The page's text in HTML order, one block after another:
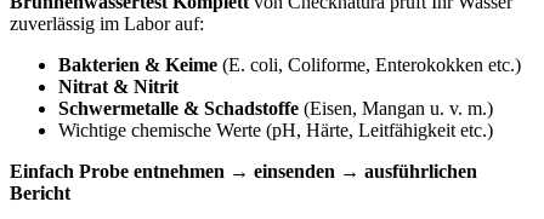
zuverlässig im Labor auf:
Bakterien & Keime (E. coli, Coliforme, Enterokokken etc.)
Nitrat & Nitrit
Schwermetalle & Schadstoffe (Eisen, Mangan u. v. m.)
Wichtige chemische Werte (pH, Härte, Leitfähigkeit etc.)
Einfach Probe entnehmen → einsenden → ausführlichen
Bericht